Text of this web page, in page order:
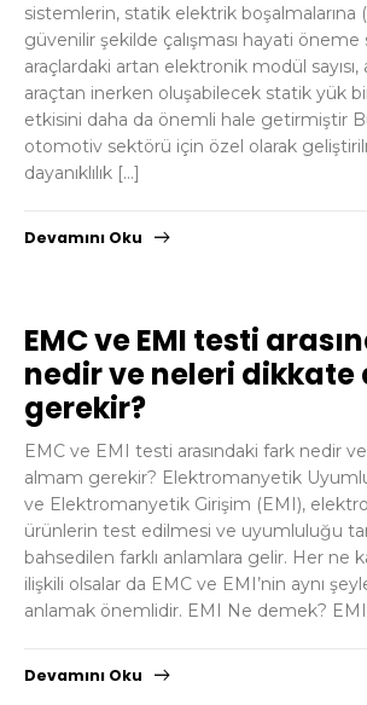
sistemlerin, statik elektrik boşalmalarına
güvenilir şekilde çalışması hayati
araçlardaki artan elektronik modül
araçtan inerken oluşabilecek statik yük
etkisini daha da önemli hale getirmiştir​
otomotiv sektörü için özel olarak
dayanıklılık […]
Devamını Oku
EMC ve EMI testi
nedir ve neleri
gerekir?
EMC ve EMI testi arasındaki fark nedir
almam gerekir? Elektromanyetik
ve Elektromanyetik Girişim (EMI),
ürünlerin test edilmesi ve uyumluluğu
bahsedilen farklı anlamlara gelir. Her ne
ilişkili olsalar da EMC ve EMI’nin aynı
anlamak önemlidir. EMI Ne demek?
Devamını Oku